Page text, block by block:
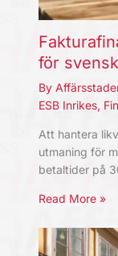
för
By
ESB Inrikes,
Att hantera
utmaning för
betaltider på
Read More »